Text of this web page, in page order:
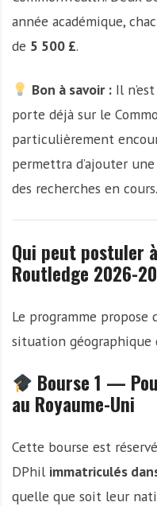
année académique,
de 5 500 £.
Bon à savoir : Il
porte déjà sur le
particulièrement
permettra d’ajouter
des recherches en cours.
Qui peut postuler
Routledge 2026-
Le programme
situation géographique
Bourse 1 —
au Royaume-Uni
Cette bourse est
DPhil immatriculés
quelle que soit leur